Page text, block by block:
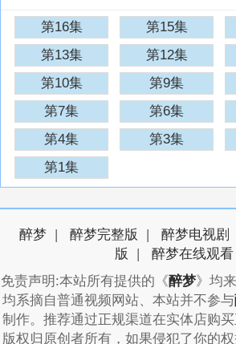
第16集 第15集
第13集
第12集
第10集
第9集
第7集
第6集
第4集
第3集
第1集
醉梦 | 醉梦完整版 | 醉梦电视剧
版
| 醉梦在线观看
免责声明:本站所有提供的《醉梦》均
均系摘自普通视频网站、本站并不参与
制作。推荐通过正规渠道在实体店购买
版权归原创者所有，如果侵犯了你的